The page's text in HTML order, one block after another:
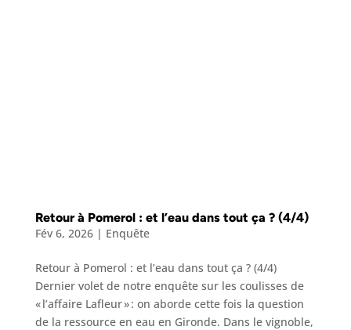
Retour à Pomerol : et l’eau dans tout ça ? (4/4)
Fév 6, 2026| Enquête
Retour à Pomerol : et l’eau dans tout ça ? (4/4)
Dernier volet de notre enquête sur les coulisses de
« l’affaire Lafleur » : on aborde cette fois la question
de la ressource en eau en Gironde. Dans le vignoble,